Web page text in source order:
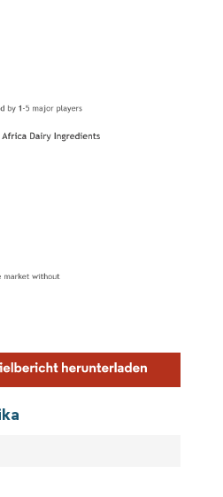
Namensnennung gemäß CC BY 4.0.